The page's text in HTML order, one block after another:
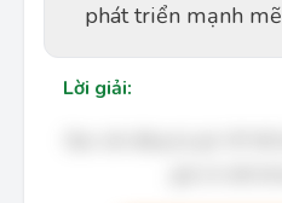
phát triển mạnh mẽ
Lời giải: